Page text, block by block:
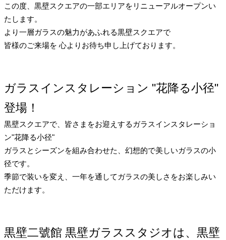
この度、黒壁スクエアの一部エリアをリニューアルオープンい
たします。
より一層ガラスの魅力があふれる黒壁スクエアで
皆様のご来場を 心よりお待ち申し上げております。
ガラスインスタレーション "花降る小径"
登場！
黒壁スクエアで、皆さまをお迎えするガラスインスタレーショ
ン"花降る小径"
ガラスとシーズンを組み合わせた、幻想的で美しいガラスの小
径です。
季節で装いを変え、一年を通してガラスの美しさをお楽しみい
ただけます。
黒壁二號館 黒壁ガラススタジオは、黒壁